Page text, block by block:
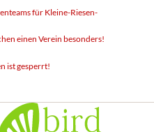
für Kleine-Riesen-
einen Verein besonders!
ist gesperrt!